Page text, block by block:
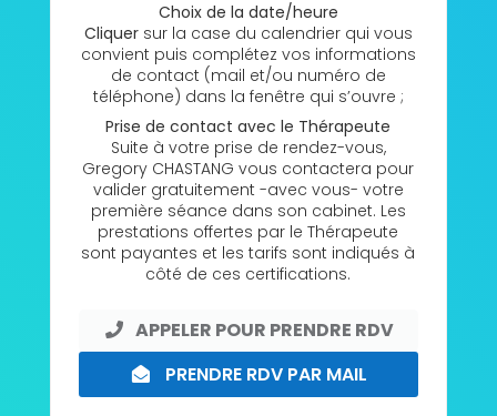
Choix de la date/heure
Cliquersur la case du calendrier qui vous
convient puis complétez vos informations
de contact (mail et/ou numéro de
téléphone) dans la fenêtre qui s’ouvre ;
Prise de contact avec le Thérapeute
Suite à votre prise de rendez-vous,
Gregory CHASTANG vous contactera pour
valider gratuitement -avec vous- votre
première séance dans son cabinet. Les
prestations offertes par le Thérapeute
sont payantes et les tarifs sont indiqués à
côté de ces certifications.
APPELER POUR PRENDRE RDV
PRENDRE RDV PAR MAIL